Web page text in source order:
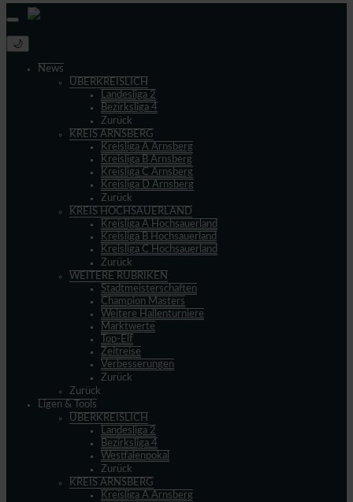
🌙
News
ÜBERKREISLICH
Landesliga 2
Bezirksliga 4
Zurück
KREIS ARNSBERG
Kreisliga A Arnsberg
Kreisliga B Arnsberg
Kreisliga C Arnsberg
Kreisliga D Arnsberg
Zurück
KREIS HOCHSAUERLAND
Kreisliga A Hochsauerland
Kreisliga B Hochsauerland
Kreisliga C Hochsauerland
Zurück
WEITERE RUBRIKEN
Stadtmeisterschaften
Champion Masters
Weitere Hallenturniere
Marktwerte
Top-Elf
Zeitreise
Verbesserungen
Zurück
Zurück
Ligen & Tools
ÜBERKREISLICH
Landesliga 2
Bezirksliga 4
Westfalenpokal
Zurück
KREIS ARNSBERG
Kreisliga A Arnsberg